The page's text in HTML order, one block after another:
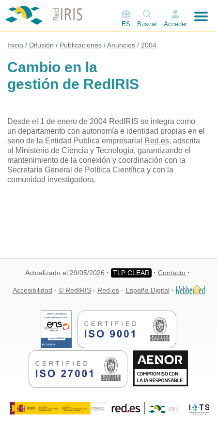
ES Buscar Acceder
Inicio Difusión Publicaciones Anuncios 2004
Cambio en la
gestión de RedIRIS
Desde el 1 de enero de 2004 RedIRIS se integra como
un departamento con autonomía e identidad propias en el
seno de la Entidad Publica empresarial
Red.es, adscrita
al Ministerio de Ciencia y Tecnología, garantizando el
mantenimiento de la conexión y coordinación con la
Secretaría General de Política Científica y con la
comunidad investigadora.
Actualizado el 29/05/2026 Contacto
Accesibilidad © RedIRIS Red.es España Digital